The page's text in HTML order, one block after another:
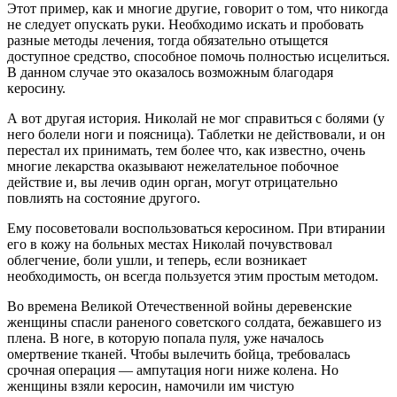
Этот пример, как и многие другие, говорит о том, что никогда
не следует опускать руки. Необходимо искать и пробовать
разные методы лечения, тогда обязательно отыщется
доступное средство, способное помочь полностью исцелиться.
В данном случае это оказалось возможным благодаря
керосину.
А вот другая история. Николай не мог справиться с болями (у
него болели ноги и поясница). Таблетки не действовали, и он
перестал их принимать, тем более что, как известно, очень
многие лекарства оказывают нежелательное побочное
действие и, вы лечив один орган, могут отрицательно
повлиять на состояние другого.
Ему посоветовали воспользоваться керосином. При втирании
его в кожу на больных местах Николай почувствовал
облегчение, боли ушли, и теперь, если возникает
необходимость, он всегда пользуется этим простым методом.
Во времена Великой Отечественной войны деревенские
женщины спасли раненого советского солдата, бежавшего из
плена. В ноге, в которую попала пуля, уже началось
омертвение тканей. Чтобы вылечить бойца, требовалась
срочная операция — ампутация ноги ниже колена. Но
женщины взяли керосин, намочили им чистую